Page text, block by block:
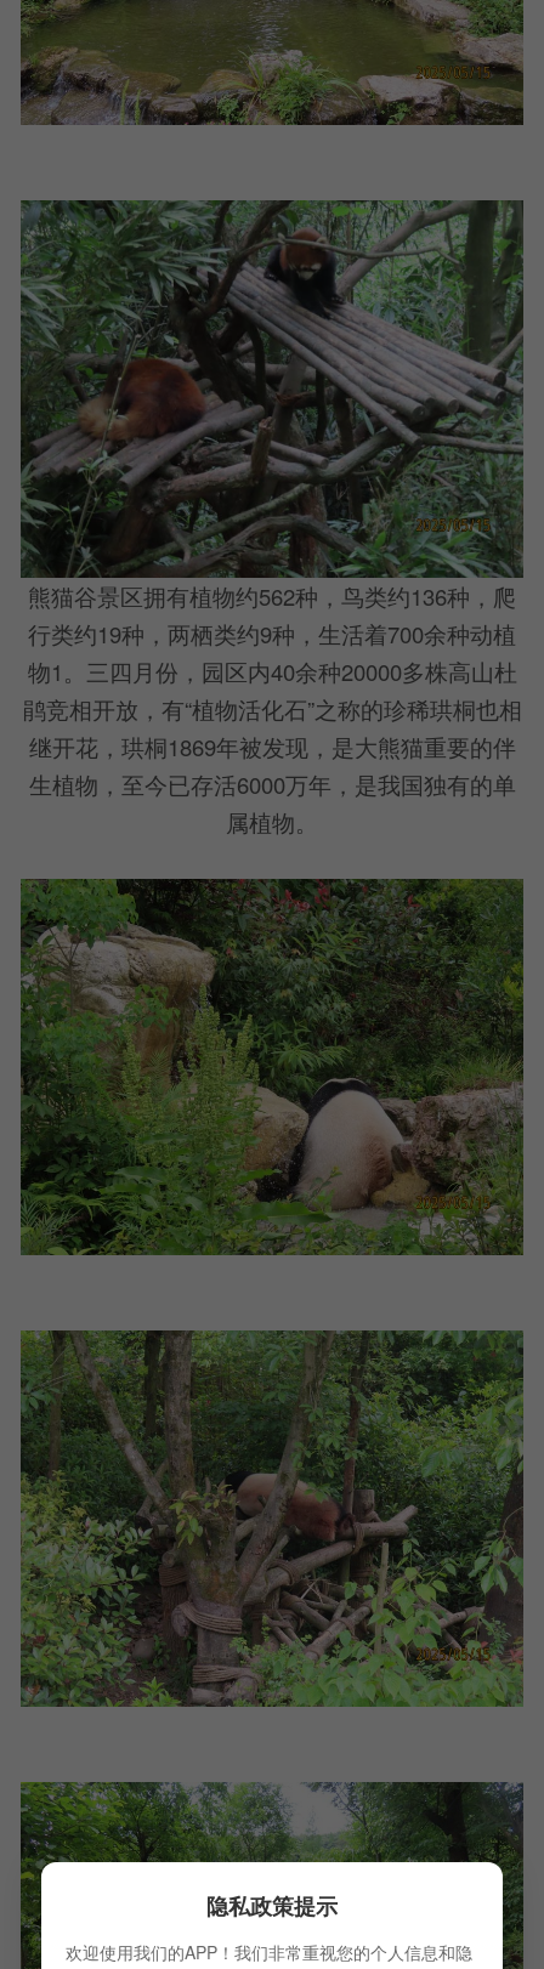
熊猫谷景区拥有植物约562种，鸟类约136种，爬
行类约19种，两栖类约9种，生活着700余种动植
物1。三四月份，园区内40余种20000多株高山杜
鹃竞相开放，有“植物活化石”之称的珍稀珙桐也相
继开花，珙桐1869年被发现，是大熊猫重要的伴
生植物，至今已存活6000万年，是我国独有的单
属植物。
隐私政策提示
欢迎使用我们的APP！我们非常重视您的个人信息和隐